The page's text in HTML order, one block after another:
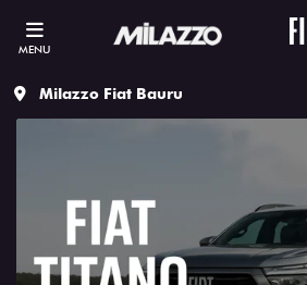
MENU
Milazzo Fiat Bauru